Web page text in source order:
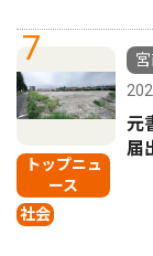
7
トップニュ
ース
社会
元
届